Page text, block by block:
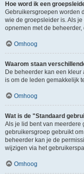
Hoe word ik een
Gebruikersgroepen worden
wie de groepsleider is. Als
opnemen met de
Omhoog
Waarom staan
De beheerder kan een
is om de leden gemakkelijk
Omhoog
Wat is de "Standaard
Als je lid bent van meerdere
gebruikersgroep gebruikt
beheerder kan je de
wijzigen via het
Omhoog